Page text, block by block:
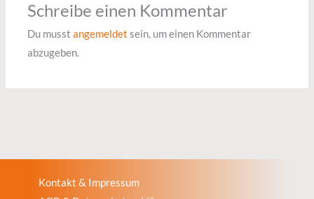
Schreibe einen Kommentar
Du musstangemeldet sein, um einen Kommentar
abzugeben.
Kontakt & Impressum